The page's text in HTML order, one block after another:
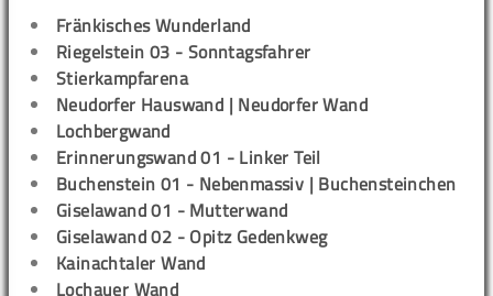
Fränkisches Wunderland
Riegelstein 03 - Sonntagsfahrer
Stierkampfarena
Neudorfer Hauswand | Neudorfer Wand
Lochbergwand
Erinnerungswand 01 - Linker Teil
Buchenstein 01 - Nebenmassiv | Buchensteinchen
Giselawand 01 - Mutterwand
Giselawand 02 - Opitz Gedenkweg
Kainachtaler Wand
Lochauer Wand